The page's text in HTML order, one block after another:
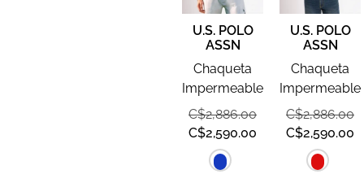
U.S. POLO
ASSN
Chaqueta
Impermeable
C$2,886.00
C$2,590.00
U.S. POLO
ASSN
Chaqueta
Impermeable
C$2,886.00
C$2,590.00